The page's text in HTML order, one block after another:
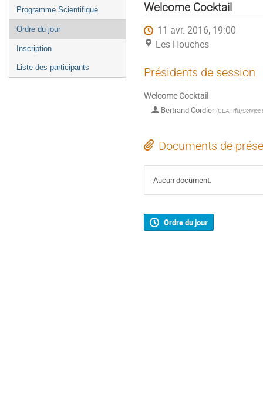
de
l'événement
Programme Scientifique
Ordre du jour
Inscription
Liste des participants
Welcome Cocktail
11 avr. 2016, 19:00
Les Houches
Présidents de session
Welcome Cocktail
Bertrand Cordier(CEA-Irfu/
Documents de
Aucun document.
Ordre du jour